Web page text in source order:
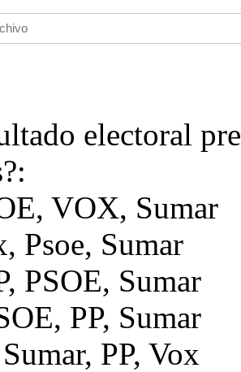
electoral
VOX, Sumar
Psoe, Sumar
PSOE, Sumar
PP, Sumar
PP, Vox